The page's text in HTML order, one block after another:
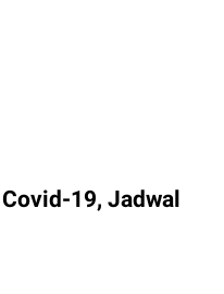
Covid-19, Jadwal